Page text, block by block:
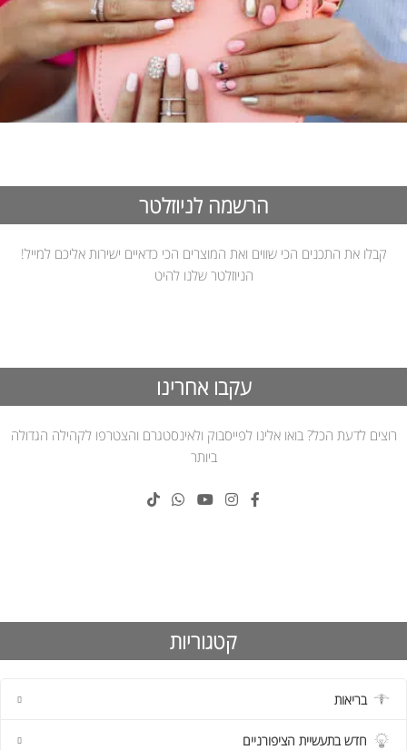
הרשמה לניוזלטר
קבלו את התכנים הכי שווים ואת המוצרים הכי כדאיים ישירות אליכם למייל!
הניוזלטר שלנו להיט
עקבו אחרינו
רוצים לדעת הכל? בואו אלינו לפייסבוק ולאינסטגרם והצטרפו לקהילה הגדולה
ביותר
קטגוריות
בריאות
חדש בתעשיית הציפורניים